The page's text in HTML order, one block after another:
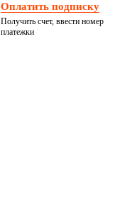
Оплатить подписку
Получить счет, ввести номер
платежки